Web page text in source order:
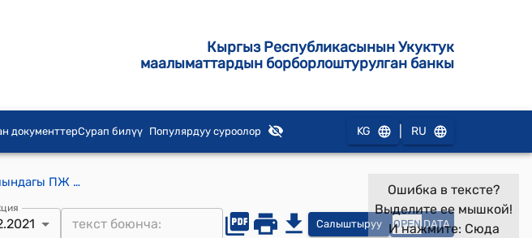
Кыргыз Республикасынын Укуктук
маалыматтардын борборлоштурулган банкы
документтерСурап билүү Популярдуу суроолор KG RU
Кыргыз Республикасынын Президентинин 2011-жылдын 21-февралындагы ПЖ № 39 Жарлыгы менен бекитилген "2010-жылдын 6-7-апрелинде курман болгондордун жана жабыр тарткандардын туугандарына социалдык колдоо Көрсөтүүнү координациялоо боюнча Мамлекеттик комиссия жөнүндө ЖОБО"
Салыштыруу OPEN DATA
Ошибка в тексте?
Выделите ее мышкой!
И нажмите: Сюда